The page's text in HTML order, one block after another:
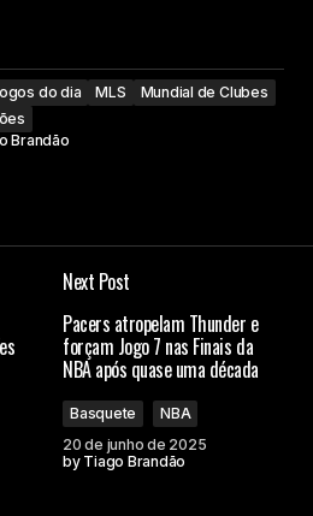
do dia MLS
Mundial de Clubes
Brandão
Next Post
Pacers atropelam Thunder e
forçam Jogo 7 nas Finais da
NBA após quase uma década
Basquete
NBA
20 de junho de 2025
by Tiago Brandão